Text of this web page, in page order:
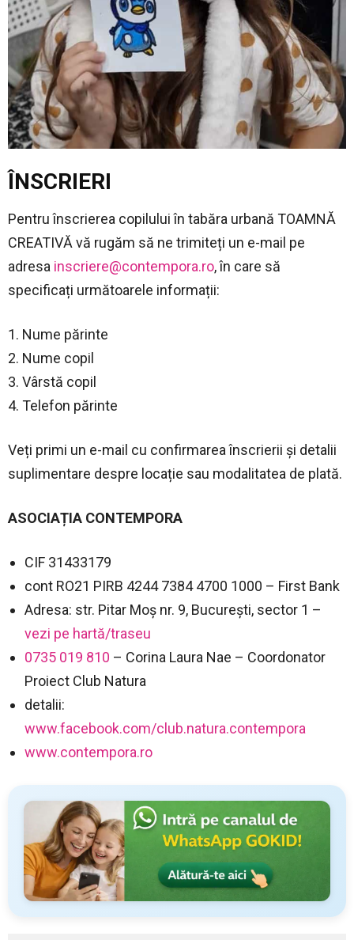
ÎNSCRIERI
Pentru înscrierea copilului în tabăra urbană TOAMNĂ
CREATIVĂ vă rugăm să ne trimiteți un e-mail pe
adresa inscriere@contempora.ro, în care să
specificați următoarele informații:
1. Nume părinte
2. Nume copil
3. Vârstă copil
4. Telefon părinte
Veți primi un e-mail cu confirmarea înscrierii și detalii
suplimentare despre locație sau modalitatea de plată.
ASOCIAȚIA CONTEMPORA
CIF 31433179
cont RO21 PIRB 4244 7384 4700 1000 – First Bank
Adresa: str. Pitar Moș nr. 9, București, sector 1 –
vezi pe hartă/traseu
0735 019 810 – Corina Laura Nae – Coordonator
Proiect Club Natura
detalii:
www.facebook.com/club.natura.contempora
www.contempora.ro